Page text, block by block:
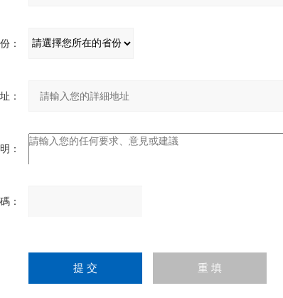
：
：
：
：
入
計算結果（填寫阿拉伯數
字），如：三加四=7